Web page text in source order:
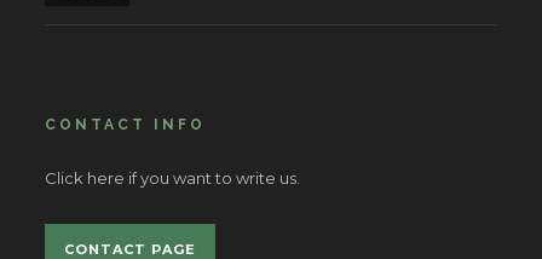
CONTACT INFO
Click here if you want to write us.
CONTACT PAGE